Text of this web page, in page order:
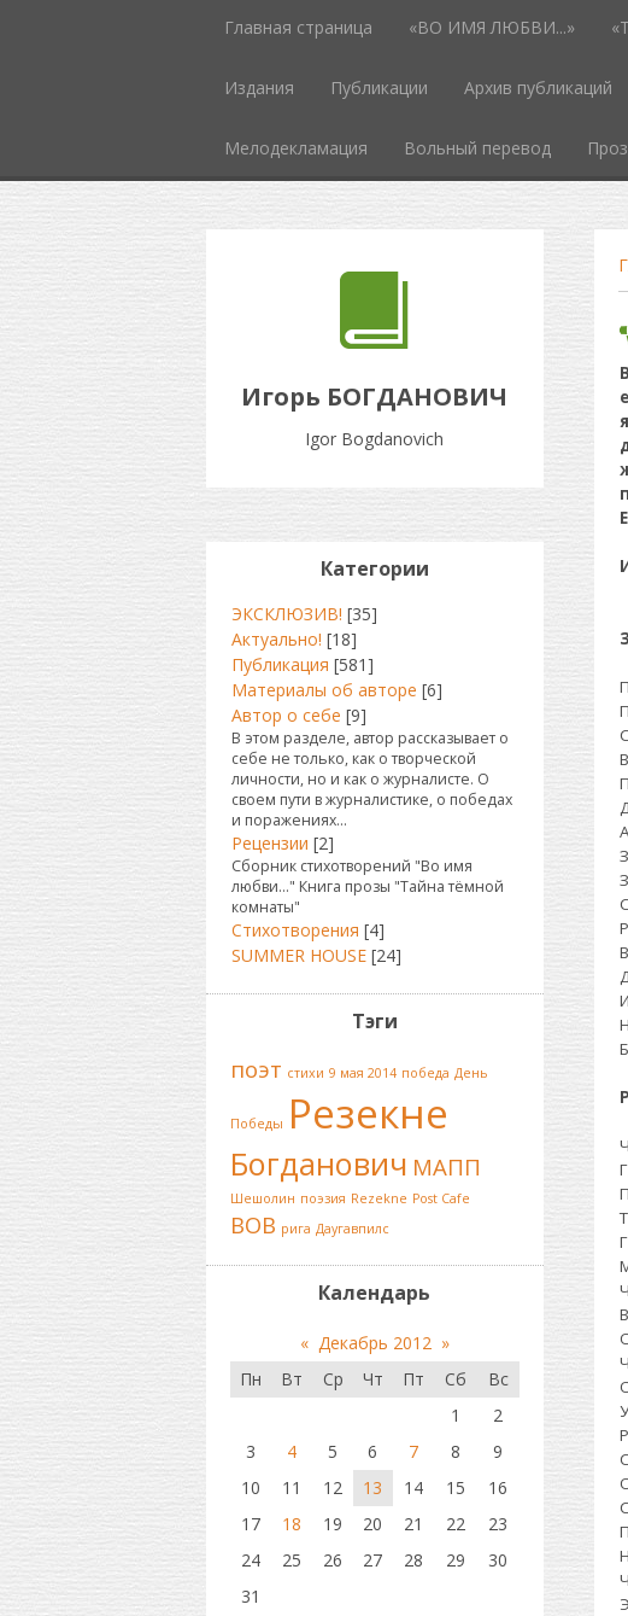
Главная страница «ВО ИМЯ ЛЮБВИ...»
Издания Публикации Архив публикаций
Мелодекламация Вольный перевод
Игорь БОГДАНОВИЧ
Igor Bogdanovich
Категории
ЭКСКЛЮЗИВ! [35]
Актуально! [18]
Публикация [581]
Материалы об авторе [6]
Автор о себе [9]
В этом разделе, автор рассказывает о
себе не только, как о творческой
личности, но и как о журналисте. О
своем пути в журналистике, о победах
и поражениях...
Рецензии [2]
Сборник стихотворений "Во имя
любви..." Книга прозы "Тайна тёмной
комнаты"
Стихотворения [4]
SUMMER HOUSE [24]
Тэги
поэт стихи 9 мая 2014 победа День
Победы Резекне
Богданович МАПП
Шешолин поэзия Rezekne Post Cafe
ВОВ рига Даугавпилс
Календарь
« Декабрь 2012 »
Пн
Вт Ср Чт Пт Сб
Вс
1
2
3
4 5 6 7 8
9
10
11 12 13 14 15
16
17
18 19 20 21 22
23
24
25 26 27 28 29
30
31